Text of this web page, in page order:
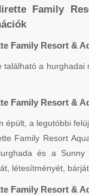
Family
Family Resort &
található a
Family Resort &
épült, a legutóbbi
Family Resort
és a
létesítményét,
Family Resort &